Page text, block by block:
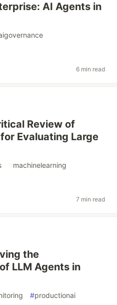
AI Agents in
6 min read
Review of
Evaluating Large
#machinelearning
7 min read
the
LLM Agents in
#productionai